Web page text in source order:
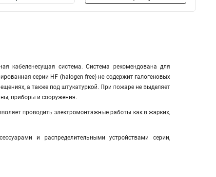
кабеленесущая система. Система рекомендована для
серии HF (halogen free) не содержит галогеновых
а также под штукатуркой. При пожаре не выделяет
приборы и сооружения.
проводить электромонтажные работы как в жарких,
и распределительными устройствами серии,